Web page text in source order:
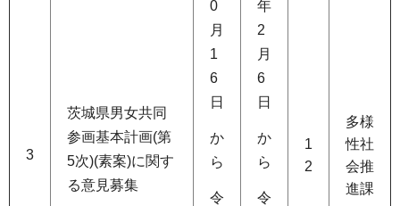
3
茨城県男女共同
参画基本計画(第
5次)(素案)に関す
る意見募集
0
月
1
6
日
か
ら
令
年
2
月
6
日
か
ら
令
1
2
多様
性社
会推
進課